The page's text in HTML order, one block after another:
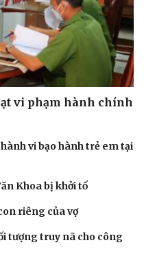
vi phạm hành chính
vi bạo hành trẻ em tại
Khoa bị khởi tố
riêng của vợ
tượng truy nã cho công